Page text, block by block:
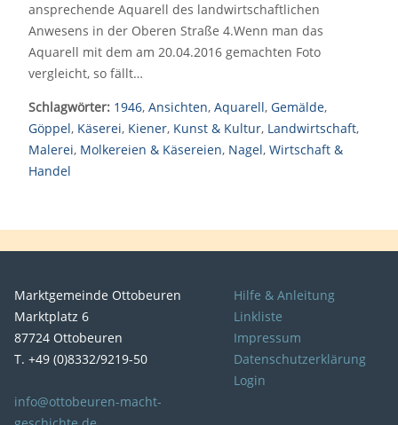
ansprechende Aquarell des landwirtschaftlichen
Anwesens in der Oberen Straße 4.Wenn man das
Aquarell mit dem am 20.04.2016 gemachten Foto
vergleicht, so fällt…
Schlagwörter: 1946, Ansichten, Aquarell, Gemälde,
Göppel, Käserei, Kiener, Kunst & Kultur, Landwirtschaft,
Malerei, Molkereien & Käsereien, Nagel, Wirtschaft &
Handel
Marktgemeinde Ottobeuren
Marktplatz 6
87724 Ottobeuren
T. +49 (0)8332/9219-50
info@ottobeuren-macht-
Hilfe & Anleitung
Linkliste
Impressum
Datenschutzerklärung
Login